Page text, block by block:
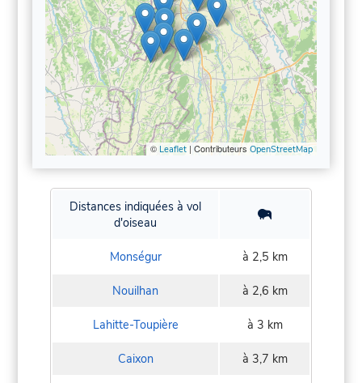
© Leaflet| Contributeurs OpenStreetMap
Distances indiquées à vol
d'oiseau
Monségur à 2,5 km
Nouilhan à 2,6 km
Lahitte-Toupière à 3 km
Caixon à 3,7 km